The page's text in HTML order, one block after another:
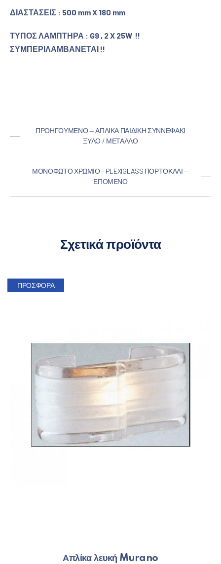
ΔΙΑΣΤΑΣΕΙΣ : 500 mm X 180 mm
ΤΥΠΟΣ ΛΑΜΠΤΗΡΑ : G9 , 2 X 25W !!
ΣΥΜΠΕΡΙΛΑΜΒΑΝΕΤΑΙ !!
ΠΡΟΗΓΟΎΜΕΝΟ — ΑΠΛΊΚΑ ΠΑΙΔΙΚΉ ΣΥΝΝΕΦΆΚΙ
ΞΎΛΟ / ΜΈΤΑΛΛΟ
ΜΟΝΌΦΩΤΟ ΧΡΏΜΙΟ – PLEXIGLASS ΠΟΡΤΟΚΑΛΊ —
ΕΠΌΜΕΝΟ
Σχετικά προϊόντα
ΠΡΟΣΦΟΡΆ
Απλίκα λευκή Murano